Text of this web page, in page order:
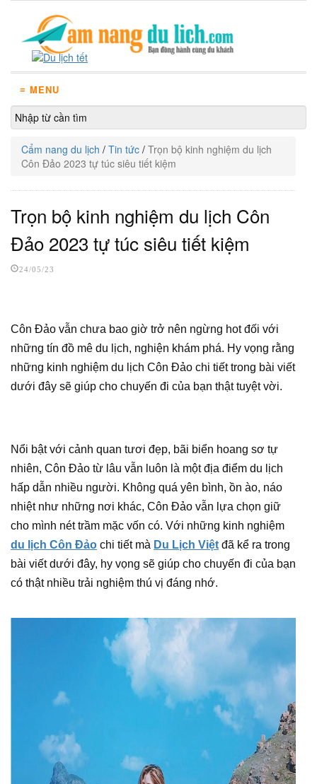
≡ MENU
Cẩm nang du lịch / Tin tức / Trọn bộ kinh nghiệm du lịch
Côn Đảo 2023 tự túc siêu tiết kiệm
Trọn bộ kinh nghiệm du lịch Côn
Đảo 2023 tự túc siêu tiết kiệm
24/05/23
Côn Đảo vẫn chưa bao giờ trở nên ngừng hot đối với
những tín đồ mê du lịch, nghiện khám phá. Hy vọng rằng
những kinh nghiệm du lịch Côn Đảo chi tiết trong bài viết
dưới đây sẽ giúp cho chuyến đi của bạn thật tuyệt vời.
Nổi bật với cảnh quan tươi đẹp, bãi biển hoang sơ tự
nhiên, Côn Đảo từ lâu vẫn luôn là một địa điểm du lịch
hấp dẫn nhiều người. Không quá yên bình, ồn ào, náo
nhiệt như những nơi khác, Côn Đảo vẫn lựa chọn giữ
cho mình nét trầm mặc vốn có. Với những kinh nghiệm
du lịch Côn Đảo chi tiết mà Du Lịch Việt đã kể ra trong
bài viết dưới đây, hy vọng sẽ giúp cho chuyến đi của bạn
có thật nhiều trải nghiệm thú vị đáng nhớ.